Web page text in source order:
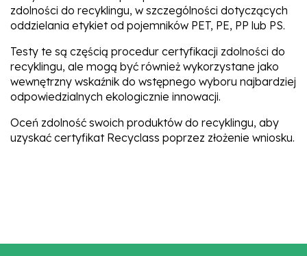
zdolności do recyklingu, w szczególności dotyczących
oddzielania etykiet od pojemników PET, PE, PP lub PS.
Testy te są częścią procedur certyfikacji zdolności do
recyklingu, ale mogą być również wykorzystane jako
wewnętrzny wskaźnik do wstępnego wyboru najbardziej
odpowiedzialnych ekologicznie innowacji.
Oceń zdolność swoich produktów do recyklingu, aby
uzyskać certyfikat Recyclass poprzez złożenie wniosku.